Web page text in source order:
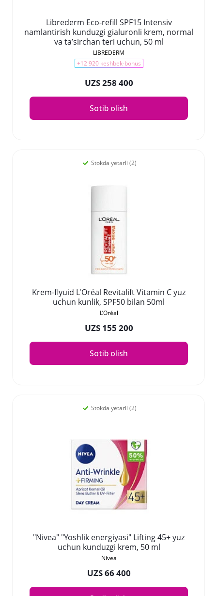
Librederm Eco-refill SPF15 Intensiv
namlantirish kunduzgi gialuronli krem, normal
va ta’sirchan teri uchun, 50 ml
LIBREDERM
+12 920 keshbek-bonus
UZS 258 400
Sotib olish
Stokda yetarli (2)
Krem-flyuid L'Oréal Revitalift Vitamin C yuz
uchun kunlik, SPF50 bilan 50ml
L’Oréal
UZS 155 200
Sotib olish
Stokda yetarli (2)
"Nivea" "Yoshlik energiyasi" Lifting 45+ yuz
uchun kunduzgi krem, 50 ml
Nivea
UZS 66 400